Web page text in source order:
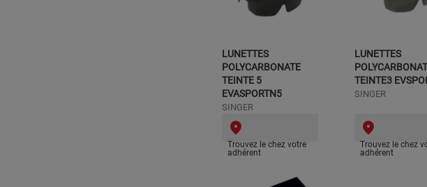
LUNETTES
POLYCARBONATE
TEINTE 5
EVASPORTN5
SINGER
Trouvez le chez votre
adhérent
LUNETTES
TEINTE3
SINGER
Trouvez le chez
adhérent